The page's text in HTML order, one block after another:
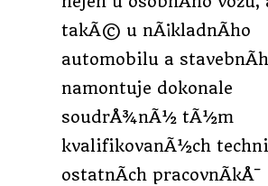
takÃ© u nÃ¡kladnÃ­ho
automobilu a
namontuje dokonale
soudrÅ¾nÃ½ tÃ½m
kvalifikovanÃ½ch
ostatnÃ­ch pracovnÃ­kÅ¯